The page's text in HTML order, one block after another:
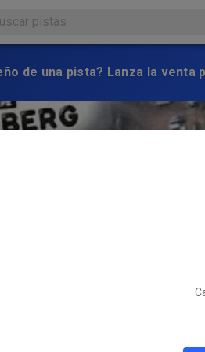
de una pista? Lanza la